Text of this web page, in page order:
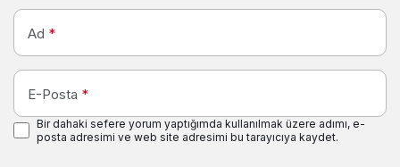
Ad *
E-Posta *
Bir dahaki sefere yorum yaptığımda kullanılmak üzere adımı, e-
posta adresimi ve web site adresimi bu tarayıcıya kaydet.